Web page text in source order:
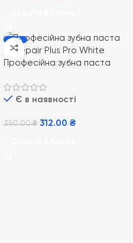
-11%
Професійна зубна паста
Є в наявності
350.00₴ 312.00 ₴